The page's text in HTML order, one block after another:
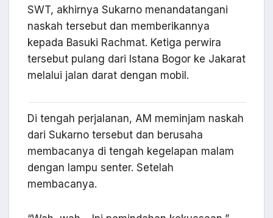
SWT, akhirnya Sukarno menandatangani
naskah tersebut dan memberikannya
kepada Basuki Rachmat. Ketiga perwira
tersebut pulang dari Istana Bogor ke Jakarat
melalui jalan darat dengan mobil.
Di tengah perjalanan, AM meminjam naskah
dari Sukarno tersebut dan berusaha
membacanya di tengah kegelapan malam
dengan lampu senter. Setelah
membacanya.